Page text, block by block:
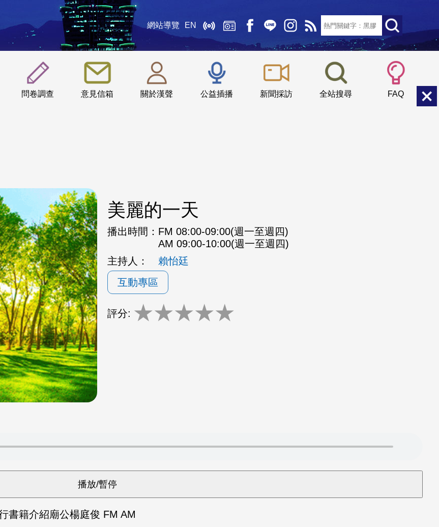
網站導覽 EN
問卷調查 意見信箱 關於漢聲 公益插播 新聞採訪 全站搜尋 FAQ
::: 小 中
美麗的一天
播出時間： FM 08:00-09:00(週一至週四)
AM 09:00-10:00(週一至週四)
主持人：
賴怡廷
互動專區
評分: ★★★★★
書籍介紹廟公楊庭俊 FM AM